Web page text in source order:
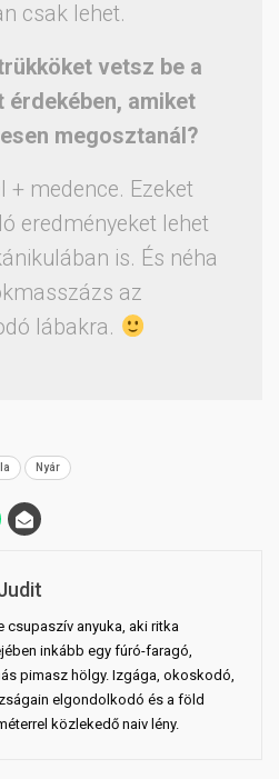
csak lehet.
vetsz be a
érdekében, amiket
megosztanál?
+ medence. Ezeket
eredményeket lehet
is. És néha
az
lábakra.
Nyár
csupaszív anyuka, aki ritka
inkább egy fúró-faragó,
pimasz hölgy. Izgága, okoskodó,
elgondolkodó és a föld
közlekedő naiv lény.